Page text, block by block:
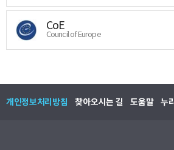
CoE
Council of Europe
개인정보처리방침 찾아오시는 길 도움말 누